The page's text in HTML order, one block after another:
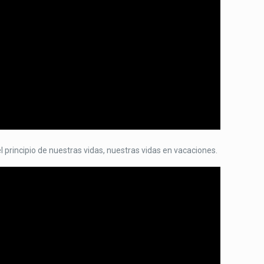
de nuestras vidas, nuestras vidas en vacaciones.